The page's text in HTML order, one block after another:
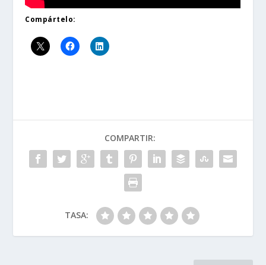
Compártelo:
COMPARTIR:
TASA: